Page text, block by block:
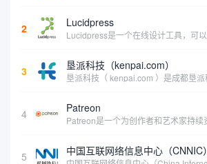
2 Lucidpress
3 垦派科技（kenpai.com）
4 Patreon
5 中国互联网络信息中心（CNNIC）